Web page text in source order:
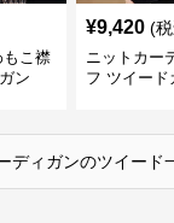
もこ襟
ン
¥9,420 (
ニットカー
フ ツイード
ディガンのツイード